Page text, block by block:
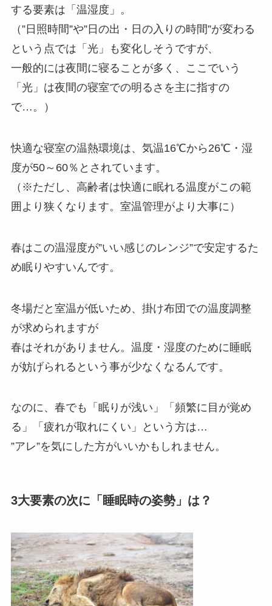
する要素は「温湿度」。
（”日照時間”や”日の出・日の入りの時間”が変わる
という点では「光」も変化しそうですが、
一般的には夜間に寝ることが多く、ここでいう
「光」は夜間の寝室での明るさを主に指すの
で…。）
快適な寝室の温熱環境は、気温16℃から26℃・湿
度が50～60％とされています。
（※ただし、高齢者は快適に眠れる温度がこの範
囲より狭くなります。室温管理がより大事に）
春はこの温湿度が”いい感じのレンジ”で安定するた
め眠りやすいんです。
冬場だと室温が低いため、掛け布団での温度調整
が求められますが
春はそれがありません。温度・湿度のために睡眠
が妨げられるという事が少なくなるんです。
なのに、春でも「眠りが浅い」「頻繁に目が覚め
る」「疲れが取れにくい」という方は…
”アレ”を気にした方がいいかもしれません。
3大要素の次に「睡眠時の姿勢」は？